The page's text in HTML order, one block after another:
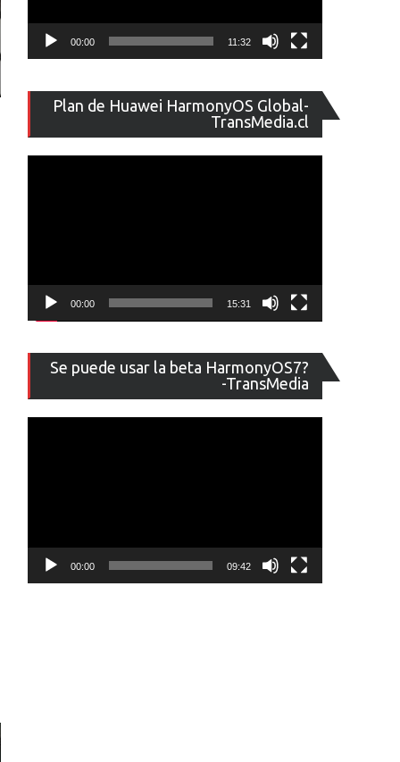
00:00 11:32
Plan de Huawei HarmonyOS Global-
TransMedia.cl
de
vídeo
00:00 15:31
Se puede usar la beta HarmonyOS7?
-TransMedia
de
vídeo
00:00 09:42